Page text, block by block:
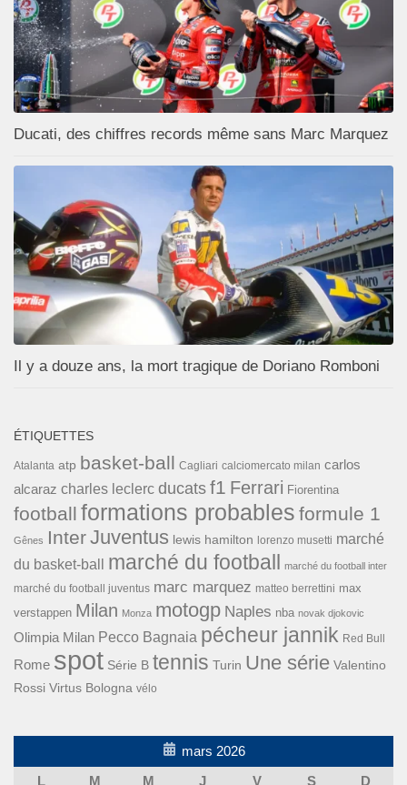
Ducati, des chiffres records même sans Marc Marquez
Il y a douze ans, la mort tragique de Doriano Romboni
ÉTIQUETTES
Atalanta atp basket-ball Cagliari calciomercato milan carlos
alcaraz charles leclerc ducats f1 Ferrari Fiorentina
football formations probables formule 1
Gênes InterJuventus lewis hamilton lorenzo musetti marché
du basket-ball
marché du football marché du football inter
marché du football juventus marc marquez matteo berrettini max
verstappen Milan Monza motogp Naples nba novak djokovic
Olimpia Milan Pecco Bagnaia pécheur jannik Red Bull
Rome spot Série B tennis Turin Une série Valentino
Rossi Virtus Bologna vélo
mars 2026
L
M M J V S D